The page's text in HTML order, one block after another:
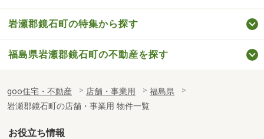
岩瀬郡鏡石町の特集から探す
福島県岩瀬郡鏡石町の不動産を探す
goo住宅・不動産 店舗・事業用
福島県
岩瀬郡鏡石町の店舗・事業用 物件一覧
お役立ち情報